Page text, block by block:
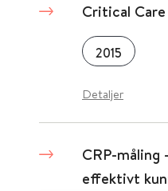
Critical
2015
Detaljer
CRP-måling
effektivt